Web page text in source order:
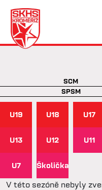
SCM
SPSM
U19 U18 U17
U13 U12 U11
U7 Školička
V této sezóně nebyly